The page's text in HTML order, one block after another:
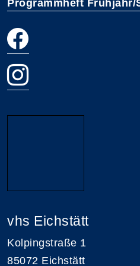
Programmheft Frühjahr/
vhs Eichstätt
Kolpingstraße 1
85072 Eichstätt